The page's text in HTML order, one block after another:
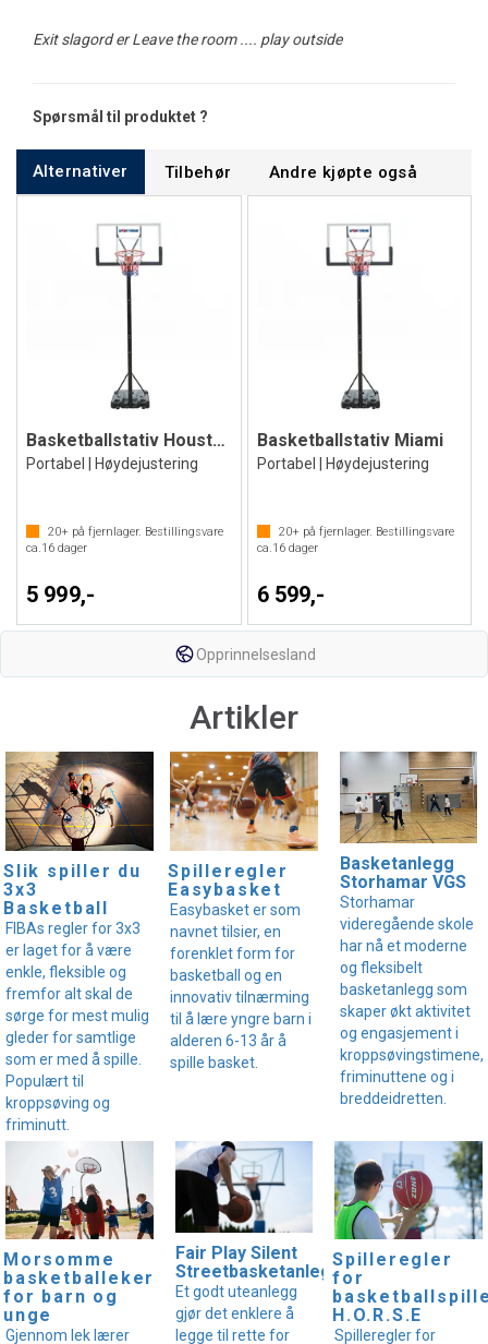
Exit slagord er Leave the room .... play outside
Spørsmål til produktet ?
Alternativer Tilbehør Andre kjøpte også
Basketballstativ Houston
Portabel | Høydejustering
20+ på fjernlager. Bestillingsvare
ca.16 dager
5 999,-
Basketballstativ Miami
Portabel | Høydejustering
20+på fjernlager. Bestillingsvare
ca.16dager
6 599,-
Opprinnelsesland
Artikler
Slik spiller du
3x3
Basketball
FIBAs regler for 3x3
er laget for å være
enkle, fleksible og
fremfor alt skal de
sørge for mest mulig
gleder for samtlige
som er med å spille.
Populært til
kroppsøving og
friminutt.
Spilleregler
Easybasket
Easybasket er som
navnet tilsier, en
forenklet form for
basketball og en
innovativ tilnærming
til å lære yngre barn i
alderen 6-13 år å
spille basket.
Basketanlegg
Storhamar VGS
Storhamar
videregående skole
har nå et moderne
og fleksibelt
basketanlegg som
skaper økt aktivitet
og engasjement i
kroppsøvingstimene,
friminuttene og i
breddeidretten.
Morsomme
basketballeker
for barn og
unge
Gjennom lek lærer
Fair Play Silent
Streetbasketanlegg
Et godt uteanlegg
gjør det enklere å
legge til rette for
Spilleregler
for
H.O.R.S.E
Spilleregler for